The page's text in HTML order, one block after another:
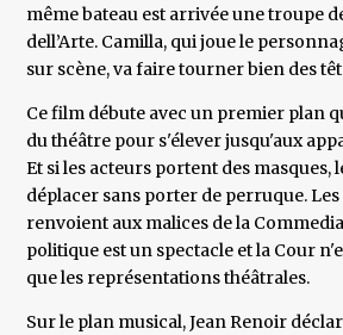
même bateau est arrivée une troupe
dell’Arte. Camilla, qui joue le
sur scène, va faire tourner bien des
Ce film débute avec un premier plan
du théâtre pour s'élever jusqu'aux
Et si les acteurs portent des masques,
déplacer sans porter de perruque.
renvoient aux malices de la
politique est un spectacle et la Cour
que les représentations théâtrales.
Sur le plan musical, Jean Renoir